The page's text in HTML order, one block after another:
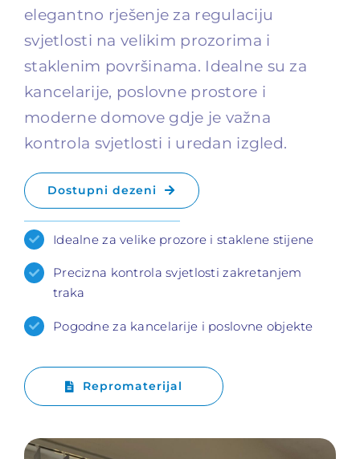
elegantno rješenje za regulaciju
svjetlosti na velikim prozorima i
staklenim površinama. Idealne su za
kancelarije, poslovne prostore i
moderne domove gdje je važna
kontrola svjetlosti i uredan izgled.
Dostupni dezeni
Idealne za velike prozore i staklene stijene
Precizna kontrola svjetlosti zakretanjem
traka
Pogodne za kancelarije i poslovne objekte
Repromaterijal